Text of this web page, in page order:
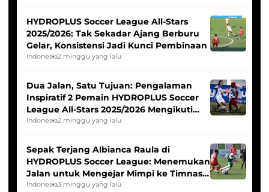
HYDROPLUS Soccer League All-Stars
2025/2026: Tak Sekadar Ajang Berburu
Gelar, Konsistensi Jadi Kunci Pembinaan
Indonesia2 minggu yang lalu
Dua Jalan, Satu Tujuan: Pengalaman
Inspiratif 2 Pemain HYDROPLUS Soccer
League All-Stars 2025/2026 Mengikuti
Seleksi Timnas Indonesia Putri
Indonesia2 minggu yang lalu
Sepak Terjang Albianca Raula di
HYDROPLUS Soccer League: Menemukan
Jalan untuk Mengejar Mimpi ke Timnas
Indonesia Putri
Indonesia3 minggu yang lalu